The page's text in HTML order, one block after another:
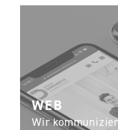
WEB
Wir